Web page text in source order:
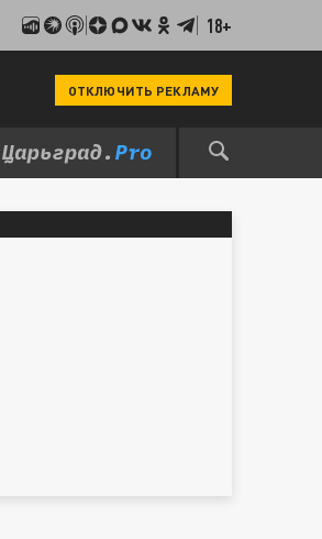
18+
ОТКЛЮЧИТЬ РЕКЛАМУ